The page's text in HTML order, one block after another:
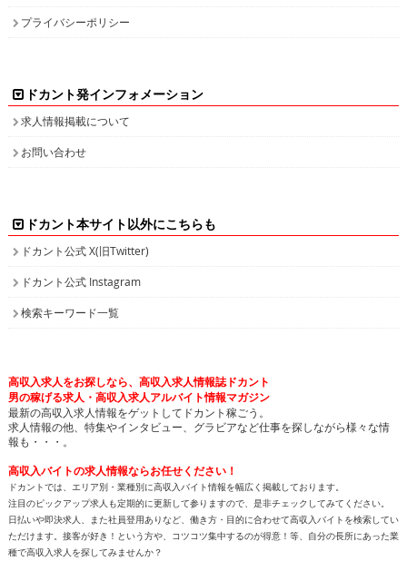
プライバシーポリシー
ドカント発インフォメーション
求人情報掲載について
お問い合わせ
ドカント本サイト以外にこちらも
ドカント公式 X(旧Twitter)
ドカント公式 Instagram
検索キーワード一覧
高収入求人をお探しなら、高収入求人情報誌ドカント
男の稼げる求人・高収入求人アルバイト情報マガジン
最新の高収入求人情報をゲットしてドカント稼ごう。
求人情報の他、特集やインタビュー、グラビアなど仕事を探しながら様々な情
報も・・・。
高収入バイトの求人情報ならお任せください！
ドカントでは、エリア別・業種別に高収入バイト情報を幅広く掲載しております。
注目のピックアップ求人も定期的に更新して参りますので、是非チェックしてみてください。
日払いや即決求人、また社員登用ありなど、働き方・目的に合わせて高収入バイトを検索してい
ただけます。接客が好き！という方や、コツコツ集中するのが得意！等、自分の長所にあった業
種で高収入求人を探してみませんか？